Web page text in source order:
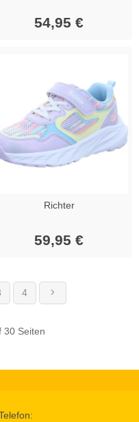
54,95 €
Richter
59,95 €
4
30 Seiten